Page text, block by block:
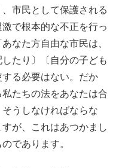
市民として保護される
で根本的な不正を行っ
なた方自由な市民は、
たり〕〔自分の子ども
る必要はない。だか
たちの法をあなたは合
うしなければならな
が、これはあつかまし
であります。